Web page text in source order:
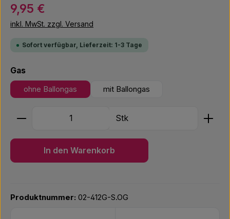
Regulärer Preis:
9,95 €
inkl. MwSt. zzgl. Versand
Sofort verfügbar, Lieferzeit: 1-3 Tage
Gasauswählen
ohne Ballongas mit Ballongas
Produkt Anzahl: Gib den gewünschten Wert ein
Stk
In den Warenkorb
Produktnummer: 02-412G-S.OG